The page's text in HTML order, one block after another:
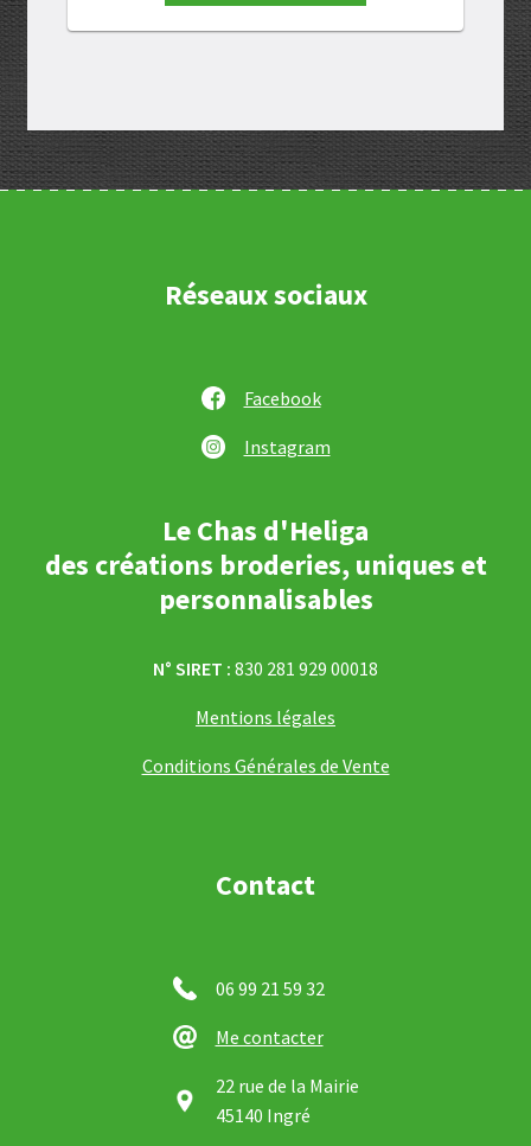
Réseaux sociaux
Facebook
Instagram
Le Chas d'Heliga
des créations broderies, uniques et
personnalisables
N° SIRET : 830 281 929 00018
Mentions légales
Conditions Générales de Vente
Contact
06 99 21 59 32
Me contacter
22 rue de la Mairie
45140 Ingré